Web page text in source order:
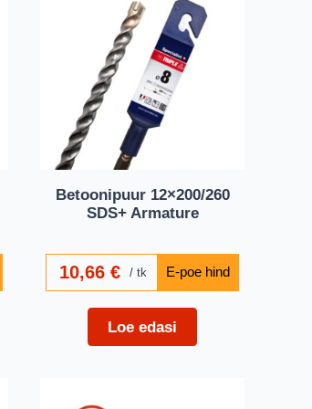
Betoonipuur 12×200/260
SDS+ Armature
10,66 € tk
Loe edasi